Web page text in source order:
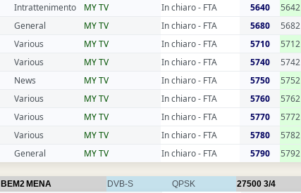
Intrattenimento MY TV In chiaro - FTA 5640 5642
General MY TV In chiaro - FTA 5680 5682
Various MY TV In chiaro - FTA 5710 5712
Various MY TV In chiaro - FTA 5740 5742
News MY TV In chiaro - FTA 5750 5752
Various MY TV In chiaro - FTA 5760 5762
Various MY TV In chiaro - FTA 5770 5772
Various MY TV In chiaro - FTA 5780 5782
General MY TV In chiaro - FTA 5790 5792
BEM2 MENA DVB-S QPSK 27500 3/4